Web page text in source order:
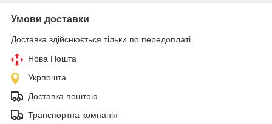
Умови доставки
Доставка здійснюється тільки по передоплаті.
Нова Пошта
Укрпошта
Доставка поштою
Транспортна компанія